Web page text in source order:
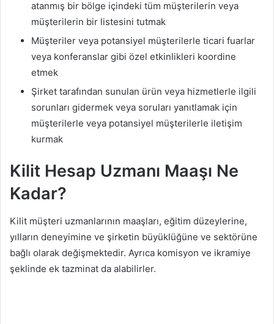
atanmış bir bölge içindeki tüm müşterilerin veya
müşterilerin bir listesini tutmak
Müşteriler veya potansiyel müşterilerle ticari fuarlar
veya konferanslar gibi özel etkinlikleri koordine
etmek
Şirket tarafından sunulan ürün veya hizmetlerle ilgili
sorunları gidermek veya soruları yanıtlamak için
müşterilerle veya potansiyel müşterilerle iletişim
kurmak
Kilit Hesap Uzmanı Maaşı Ne
Kadar?
Kilit müşteri uzmanlarının maaşları, eğitim düzeylerine,
yılların deneyimine ve şirketin büyüklüğüne ve sektörüne
bağlı olarak değişmektedir. Ayrıca komisyon ve ikramiye
şeklinde ek tazminat da alabilirler.